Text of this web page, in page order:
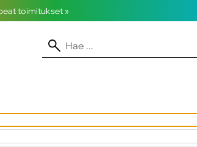
toimitukset »